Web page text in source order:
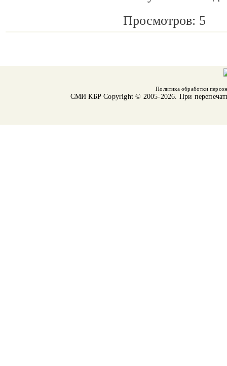
Просмотров: 5
Политика обработки
СМИ КБРCopyright © 2005-2026. При